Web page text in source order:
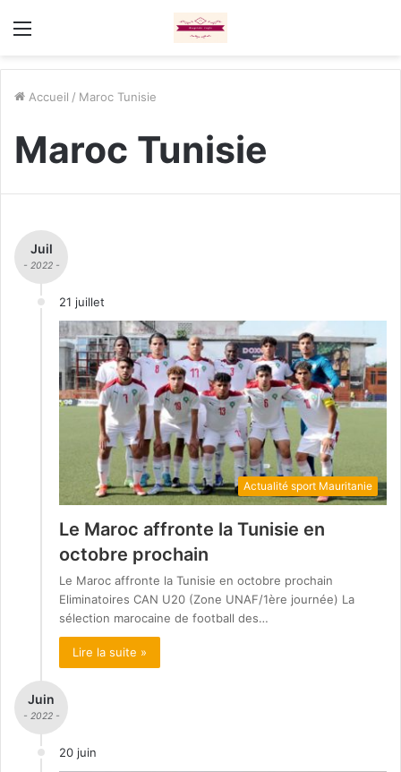
Menu
Accueil / Maroc Tunisie
Maroc Tunisie
Juil
- 2022 -
21 juillet
Actualité sport Mauritanie
Le Maroc affronte la Tunisie en
octobre prochain
Le Maroc affronte la Tunisie en octobre prochain
Eliminatoires CAN U20 (Zone UNAF/1ère journée) La
sélection marocaine de football des…
Lire la suite »
Juin
- 2022 -
20 juin